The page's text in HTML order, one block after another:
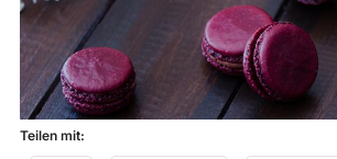
Teilen mit: